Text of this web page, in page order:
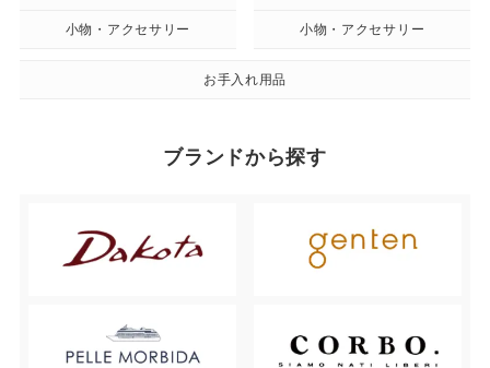
小物・アクセサリー 小物・アクセサリー
お手入れ用品
ブランドから探す